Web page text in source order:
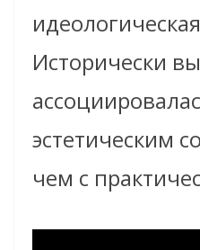
Исторически
эстетическим
чем с